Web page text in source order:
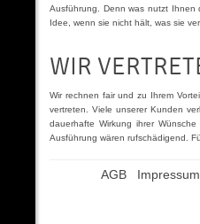
Ausführung. Denn was nutzt Ihnen
Idee, wenn sie nicht hält, was sie
WIR
Wir rechnen fair und zu Ihrem
vertreten. Viele unserer Kunden
dauerhafte Wirkung ihrer
Ausführung wären rufschädigend.
AGB Impressum